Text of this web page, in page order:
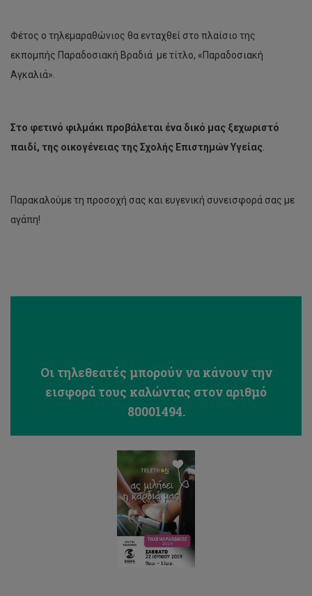
Φέτος ο τηλεμαραθώνιος θα ενταχθεί στο πλαίσιο της
εκπομπής Παραδοσιακή Βραδιά με τίτλο, «Παραδοσιακή
Αγκαλιά».
Στο φετινό φιλμάκι προβάλεται ένα δικό μας ξεχωριστό
παιδί, της οικογένειας της Σχολής Επιστημών Υγείας
Παρακαλούμε τη προσοχή σας και ευγενική συνεισφορά σας με
αγάπη!
Οι τηλεθεατές μπορούν να κάνουν την
εισφορά τους καλώντας στον αριθμό
80001494.
Συνέδριο
Καταπολέμηση
παραπληροφόρησης